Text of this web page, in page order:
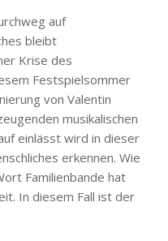
auf
bleibt
Krise des
Festspielsommer
von Valentin
musikalischen
einlässt wird in dieser
erkennen. Wie
Familienbande hat
In diesem Fall ist der